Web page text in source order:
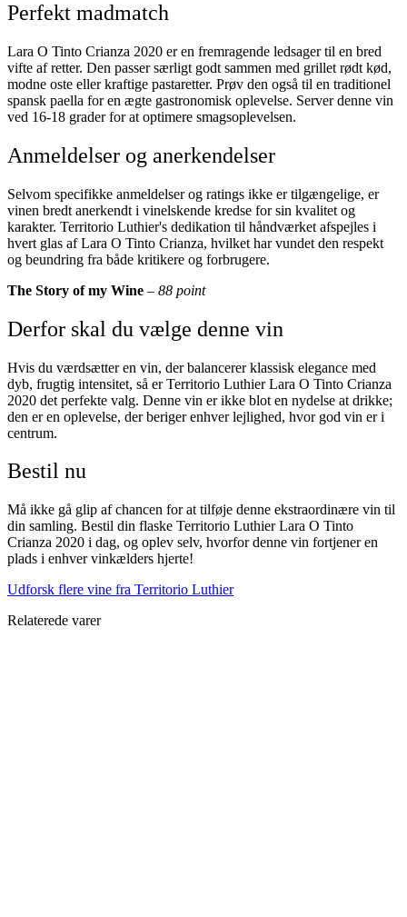
Perfekt madmatch
Lara O Tinto Crianza 2020 er en fremragende ledsager til en bred
vifte af retter. Den passer særligt godt sammen med grillet rødt kød,
modne oste eller kraftige pastaretter. Prøv den også til en traditionel
spansk paella for en ægte gastronomisk oplevelse. Server denne vin
ved 16-18 grader for at optimere smagsoplevelsen.
Anmeldelser og anerkendelser
Selvom specifikke anmeldelser og ratings ikke er tilgængelige, er
vinen bredt anerkendt i vinelskende kredse for sin kvalitet og
karakter. Territorio Luthier's dedikation til håndværket afspejles i
hvert glas af Lara O Tinto Crianza, hvilket har vundet den respekt
og beundring fra både kritikere og forbrugere.
The Story of my Wine – 88 point
Derfor skal du vælge denne vin
Hvis du værdsætter en vin, der balancerer klassisk elegance med
dyb, frugtig intensitet, så er Territorio Luthier Lara O Tinto Crianza
2020 det perfekte valg. Denne vin er ikke blot en nydelse at drikke;
den er en oplevelse, der beriger enhver lejlighed, hvor god vin er i
centrum.
Bestil nu
Må ikke gå glip af chancen for at tilføje denne ekstraordinære vin til
din samling. Bestil din flaske Territorio Luthier Lara O Tinto
Crianza 2020 i dag, og oplev selv, hvorfor denne vin fortjener en
plads i enhver vinkælders hjerte!
Udforsk flere vine fra Territorio Luthier
Relaterede varer